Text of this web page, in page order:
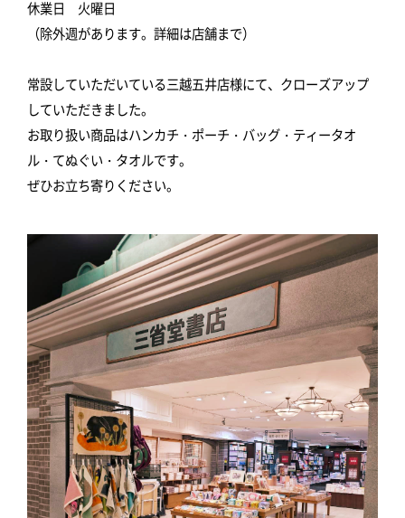
休業日 火曜日
（除外週があります。詳細は店舗まで）
常設していただいている三越五井店様にて、クローズアップ
していただきました。
お取り扱い商品はハンカチ・ポーチ・バッグ・ティータオ
ル・てぬぐい・タオルです。
ぜひお立ち寄りください。